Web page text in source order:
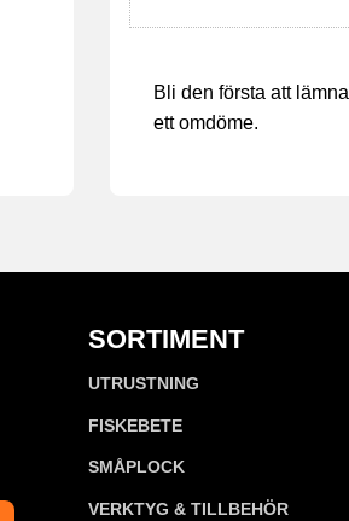
Bli den första att lämna
ett omdöme.
SORTIMENT
UTRUSTNING
FISKEBETE
SMÅPLOCK
VERKTYG & TILLBEHÖR